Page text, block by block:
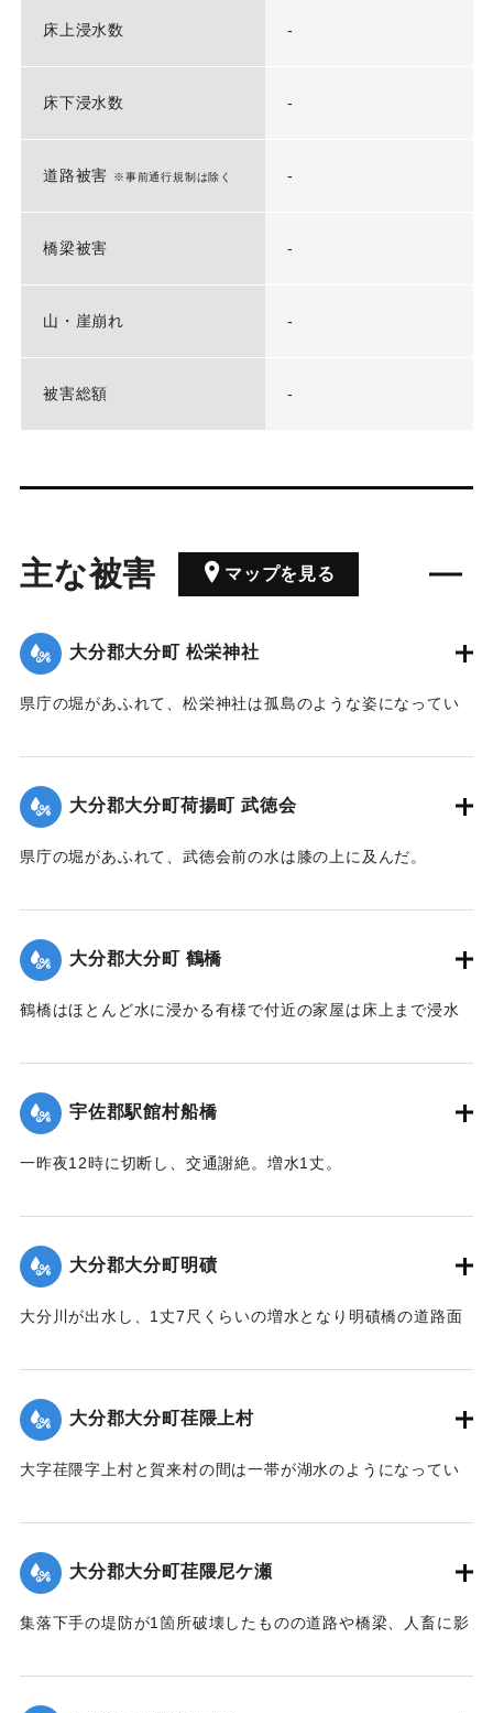
床上浸水数 -
床下浸水数 -
道路被害 ※事前通行規制は除く -
橋梁被害 -
山・崖崩れ -
被害総額 -
主な被害 マップを見る
大分郡大分町 松栄神社
県庁の堀があふれて、松栄神社は孤島のような姿になってい
｜固有コード: 00252012
大分郡大分町荷揚町 武徳会
県庁の堀があふれて、武徳会前の水は膝の上に及んだ。
｜固有コード:00252013
大分郡大分町 鶴橋
鶴橋はほとんど水に浸かる有様で付近の家屋は床上まで浸水
｜固有コード: 00252014
宇佐郡駅館村船橋
一昨夜12時に切断し、交通謝絶。増水1丈。
｜固有コード:00252007
大分郡大分町明磧
大分川が出水し、1丈7尺くらいの増水となり明磧橋の道路面
も家財を片付けており、明磧橋は危険なため通行ができな
い。
を繰り出し警戒中（午前9時）
【出典：豊州新報 明治40年9月8日3面】
｜固有コード:00252008
大分郡大分町荏隈上村
大字荏隈字上村と賀来村の間は一帯が湖水のようになってい
｜固有コード: 00252009
大分郡大分町荏隈尼ケ瀬
集落下手の堤防が1箇所破壊したものの道路や橋梁、人畜に影